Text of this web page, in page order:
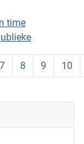
time
7 8 9 10